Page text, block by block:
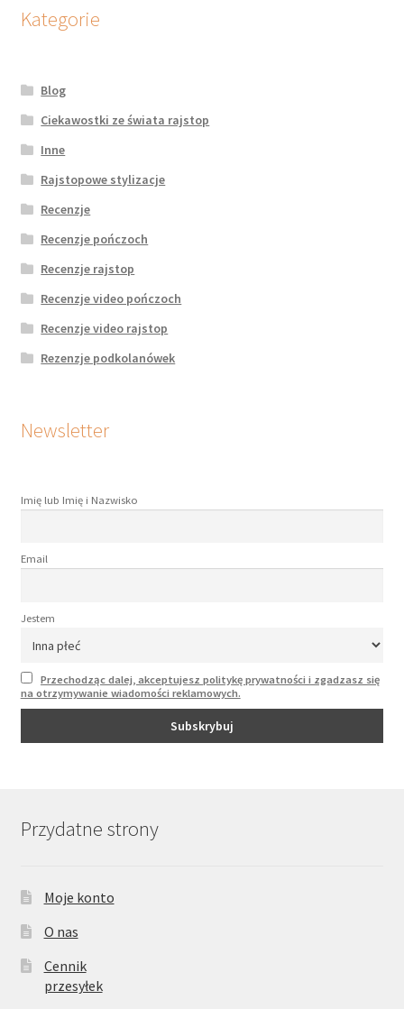
Kategorie
Blog
Ciekawostki ze świata rajstop
Inne
Rajstopowe stylizacje
Recenzje
Recenzje pończoch
Recenzje rajstop
Recenzje video pończoch
Recenzje video rajstop
Rezenzje podkolanówek
Newsletter
Imię lub Imię i Nazwisko
Email
Jestem
Przechodząc dalej, akceptujesz politykę prywatności i zgadzasz się
na otrzymywanie wiadomości reklamowych.
Przydatne strony
Moje konto
O nas
Cennik
przesyłek